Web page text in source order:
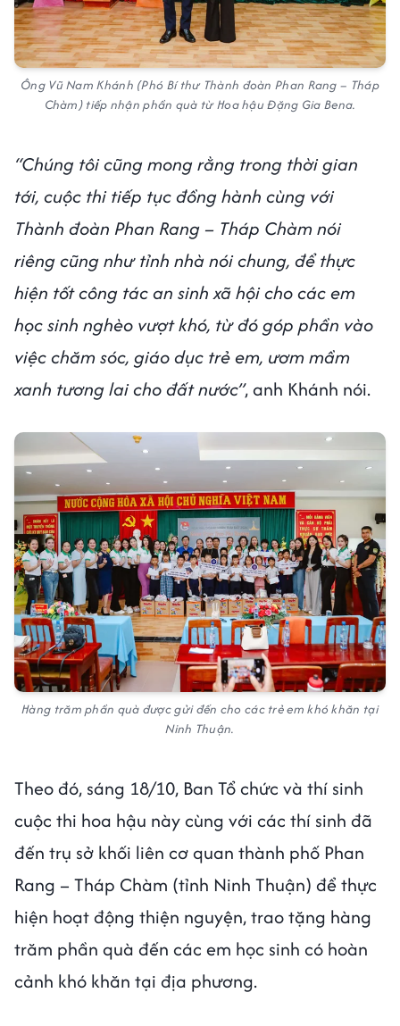
Ông Vũ Nam Khánh (Phó Bí thư Thành đoàn Phan Rang – Tháp
Chàm) tiếp nhận phần quà từ Hoa hậu Đặng Gia Bena.
“Chúng tôi cũng mong rằng trong thời gian
tới, cuộc thi tiếp tục đồng hành cùng với
Thành đoàn Phan Rang – Tháp Chàm nói
riêng cũng như tỉnh nhà nói chung, để thực
hiện tốt công tác an sinh xã hội cho các em
học sinh nghèo vượt khó, từ đó góp phần vào
việc chăm sóc, giáo dục trẻ em, ươm mầm
xanh tương lai cho đất nước”, anh Khánh nói.
Hàng trăm phần quà được gửi đến cho các trẻ em khó khăn tại
Ninh Thuận.
Theo đó, sáng 18/10, Ban Tổ chức và thí sinh
cuộc thi hoa hậu này cùng với các thí sinh đã
đến trụ sở khối liên cơ quan thành phố Phan
Rang – Tháp Chàm (tỉnh Ninh Thuận) để thực
hiện hoạt động thiện nguyện, trao tặng hàng
trăm phần quà đến các em học sinh có hoàn
cảnh khó khăn tại địa phương.